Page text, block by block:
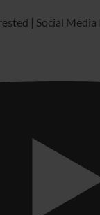
| Social